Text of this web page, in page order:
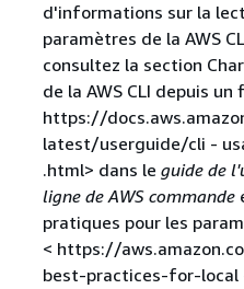
d'informations sur la
paramètres de la AWS
consultez la section
de la AWS CLI depuis un
https://
latest/userguide/cli -
.html> dans le guide de
ligne de AWS commande
pratiques pour les
< https://
best-practices-for-